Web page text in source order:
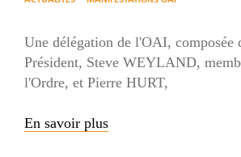
Une délégation de l'OAI, composée
Président, Steve WEYLAND,
l'Ordre, et Pierre HURT,
En savoir plus